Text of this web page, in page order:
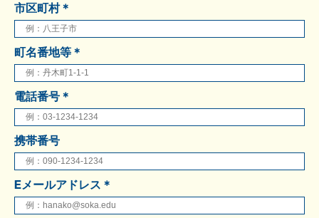
市区町村＊
町名番地等＊
電話番号＊
携帯番号
Eメールアドレス＊